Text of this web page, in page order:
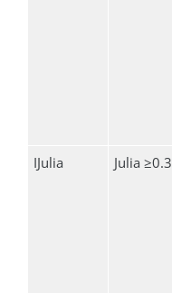
IJulia
Julia ≥0.3